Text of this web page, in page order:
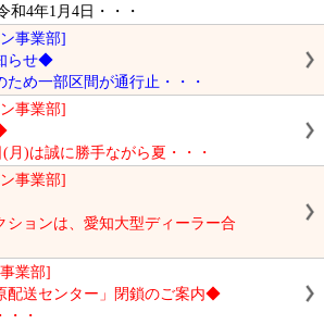
和4年1月4日・・・
事業部]
らせ◆
め一部区間が通行止・・・
事業部]
月)は誠に勝手ながら夏・・・
事業部]
ションは、愛知大型ディーラー合
業部]
配送センター」閉鎖のご案内◆
・